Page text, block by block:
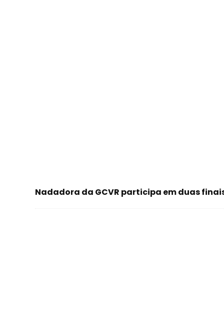
Nadadora da GCVR participa em duas